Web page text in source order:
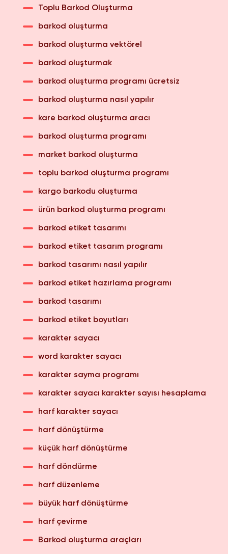
Toplu Barkod Oluşturma
barkod oluşturma
barkod oluşturma vektörel
barkod oluşturmak
barkod oluşturma programı ücretsiz
barkod oluşturma nasıl yapılır
kare barkod oluşturma aracı
barkod oluşturma programı
market barkod oluşturma
toplu barkod oluşturma programı
kargo barkodu oluşturma
ürün barkod oluşturma programı
barkod etiket tasarımı
barkod etiket tasarım programı
barkod tasarımı nasıl yapılır
barkod etiket hazırlama programı
barkod tasarımı
barkod etiket boyutları
karakter sayacı
word karakter sayacı
karakter sayma programı
karakter sayacı karakter sayısı hesaplama
harf karakter sayacı
harf dönüştürme
küçük harf dönüştürme
harf döndürme
harf düzenleme
büyük harf dönüştürme
harf çevirme
Barkod oluşturma araçları